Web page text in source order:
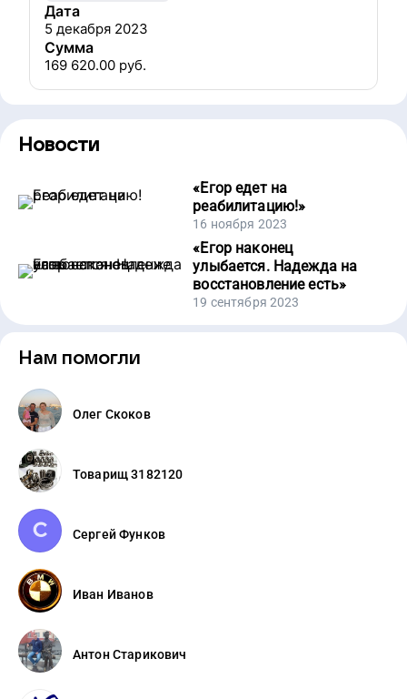
Дата
5 декабря 2023
Сумма
169 620.00 руб.
Новости
«Егор едет на
реабилитацию!»
16 ноября 2023
«Егор наконец
улыбается. Надежда на
восстановление есть»
19 сентября 2023
Нам помогли
Олег Скоков
Товарищ 3182120
Сергей Функов
Иван Иванов
Антон Старикович